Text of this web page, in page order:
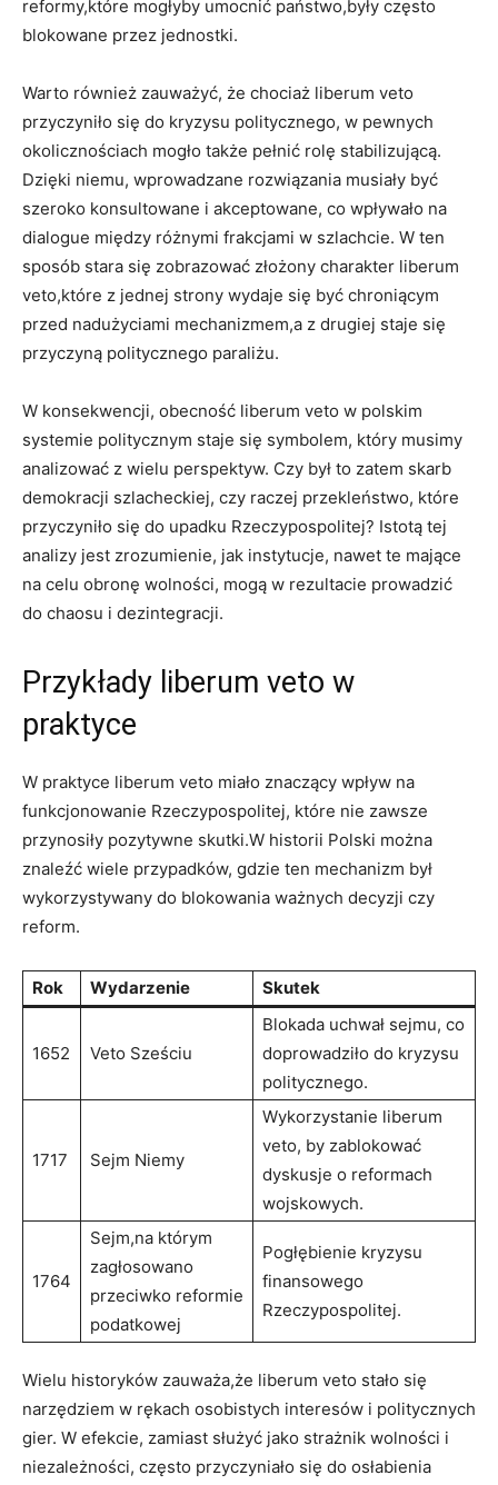
reformy,które mogłyby umocnić państwo,były ⁢często
blokowane⁣ przez jednostki.
Warto również zauważyć, że chociaż liberum veto
przyczyniło​ się ⁤do kryzysu politycznego,⁤ w pewnych
okolicznościach⁤ mogło także pełnić rolę ‌stabilizującą.
Dzięki niemu, ⁢wprowadzane rozwiązania musiały być
szeroko konsultowane i akceptowane, co wpływało na
dialogue między różnymi ‌frakcjami w szlachcie. ⁣W ten
sposób stara się zobrazować ⁢złożony charakter liberum‌
veto,które z⁤ jednej strony wydaje‌ się być chroniącym
przed‍ nadużyciami mechanizmem,a z drugiej staje się ​
przyczyną politycznego paraliżu.
W konsekwencji, obecność liberum veto w‌ polskim
⁢systemie‌ politycznym staje się⁢ symbolem, który musimy
analizować z wielu perspektyw. Czy był to zatem skarb
demokracji szlacheckiej, czy raczej przekleństwo, które
przyczyniło⁢ się do ⁢upadku ⁣Rzeczypospolitej? Istotą tej
analizy jest zrozumienie, jak‍ instytucje, nawet⁣ te mające
na celu obronę wolności,‍ mogą w rezultacie prowadzić
do chaosu i dezintegracji.
Przykłady⁢ liberum veto w
praktyce
W praktyce liberum veto ‌miało‌ znaczący wpływ na
funkcjonowanie Rzeczypospolitej, które⁣ nie zawsze
przynosiły pozytywne skutki.W historii Polski można
znaleźć wiele przypadków, gdzie ten mechanizm⁤ był
wykorzystywany do⁤ blokowania ‍ważnych decyzji czy
reform.
Rok Wydarzenie Skutek
1652 Veto ⁢Sześciu
Blokada ​uchwał sejmu, co
doprowadziło do kryzysu
politycznego.
1717 Sejm Niemy
Wykorzystanie liberum
veto, by‍ zablokować⁤
dyskusje o reformach
wojskowych.
1764
Sejm,na którym
zagłosowano
przeciwko ⁢reformie
podatkowej
Pogłębienie kryzysu
finansowego
Rzeczypospolitej.
Wielu⁤ historyków zauważa,że liberum veto stało się
narzędziem w rękach osobistych interesów i politycznych
‌gier. W efekcie, zamiast służyć jako strażnik wolności i
niezależności, często przyczyniało się do osłabienia